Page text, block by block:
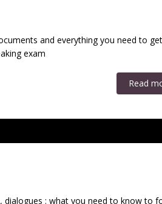
and everything you need to
exam
Read
dialogues : what you need to know to